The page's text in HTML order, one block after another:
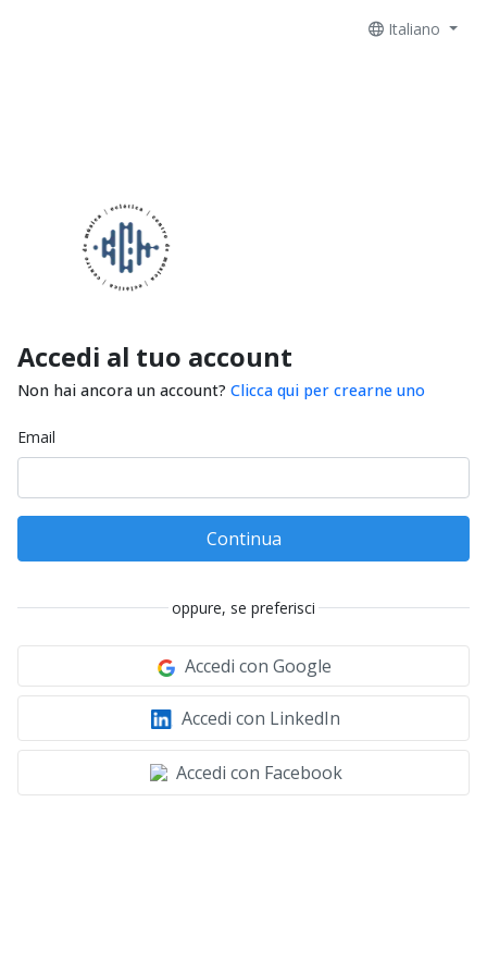
Italiano
Accedi al tuo account
Non hai ancora un account? Clicca qui per crearne uno
Email
Continua
oppure, se preferisci
Accedi con Google
Accedi con LinkedIn
Accedi con Facebook